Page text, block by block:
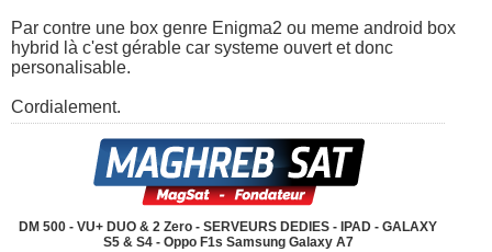
Par contre une box genre Enigma2 ou meme android box
hybrid là c'est gérable car systeme ouvert et donc
personalisable.
Cordialement.
DM 500 - VU+ DUO & 2 Zero - SERVEURS DEDIES - IPAD - GALAXY
S5 & S4 - Oppo F1s Samsung Galaxy A7